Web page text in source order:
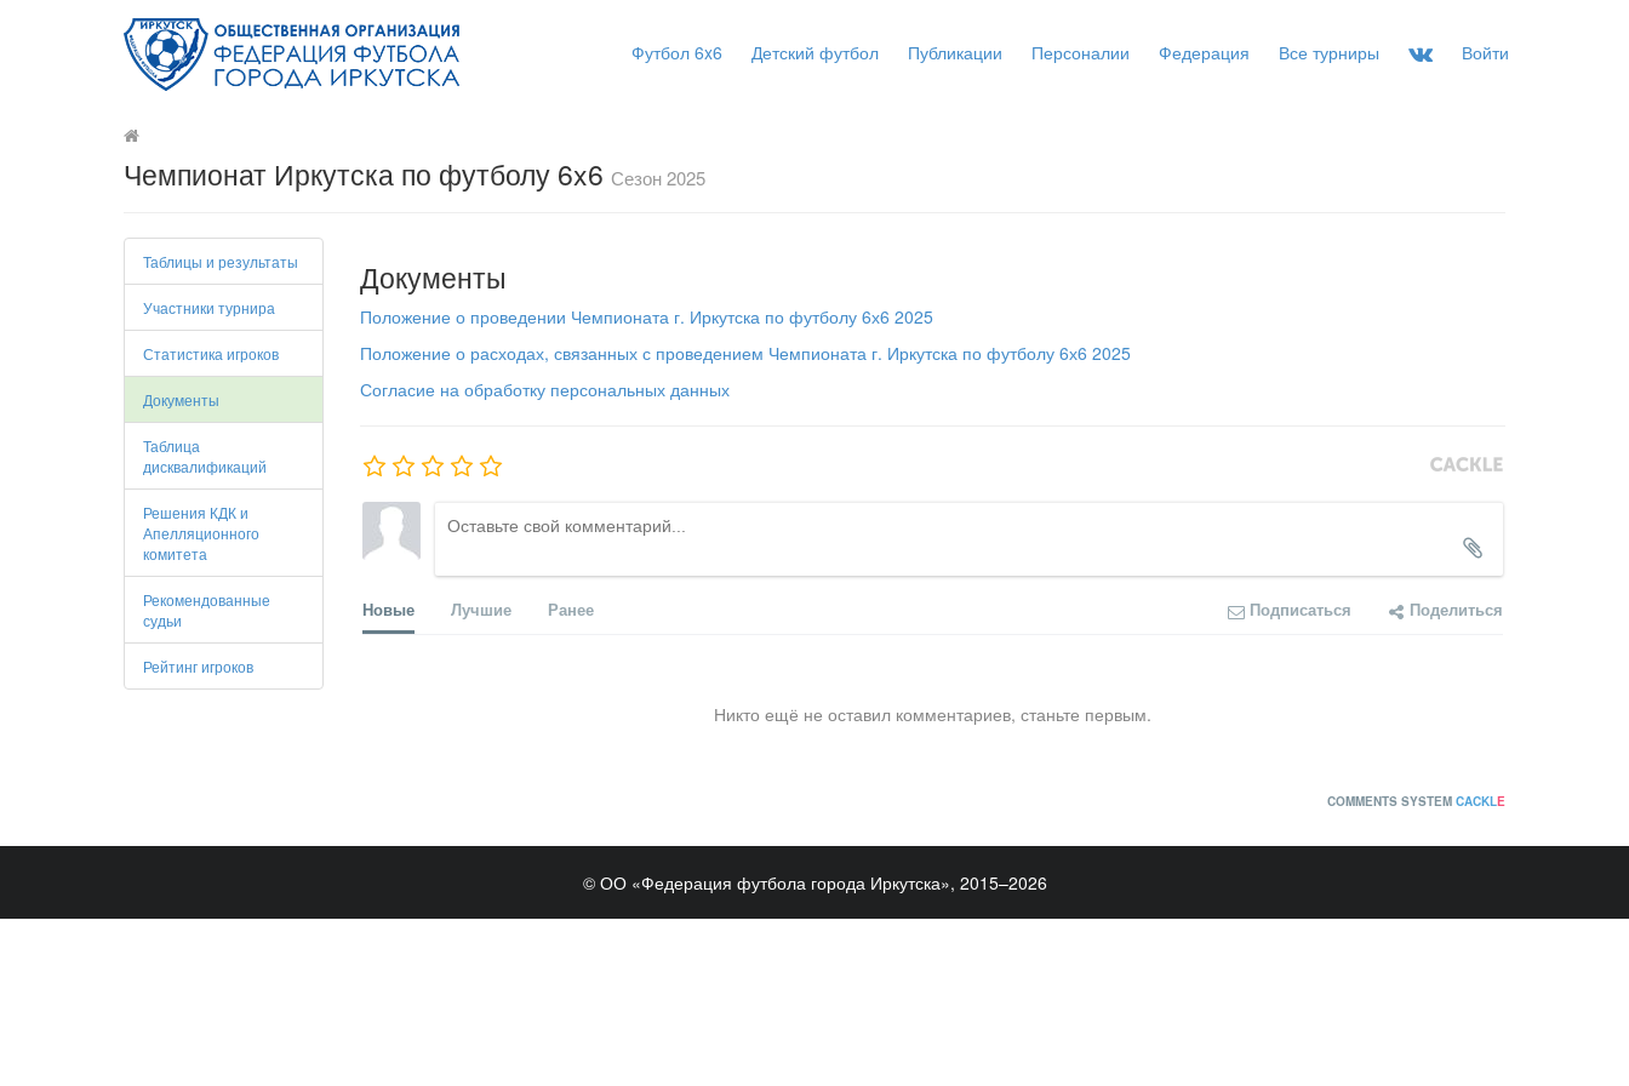
Футбол 6x6 Детский футбол Публикации Персоналии Федерация Все турниры Войти
Чемпионат Иркутска по футболу 6x6 Сезон 2025
Таблицы и результаты
Участники турнира
Статистика игроков
Документы
Таблица
дисквалификаций
Решения КДК и
Апелляционного
комитета
Рекомендованные
судьи
Рейтинг игроков
Документы
Положение о проведении Чемпионата г. Иркутска по футболу 6х6 2025
Положение о расходах, связанных с проведением Чемпионата г. Иркутска по футболу 6х6 2025
Согласие на обработку персональных данных
Новые Лучшие Ранее Подписаться Поделиться
Никто ещё не оставил комментариев, станьте первым.
COMMENTS SYSTEM CACKLE
© ОО «Федерация футбола города Иркутска», 2015–2026